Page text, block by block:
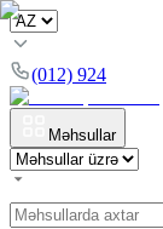
(012) 924
Məhsullar